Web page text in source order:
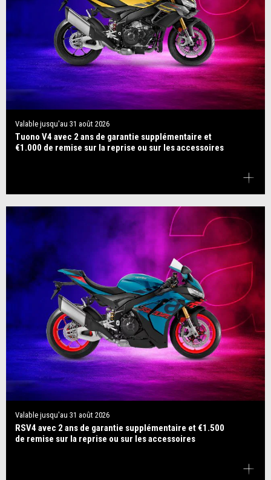
Valable jusqu'au 31 août 2026
Tuono V4 avec 2 ans de garantie supplémentaire et
€1.000 de remise sur la reprise ou sur les accessoires
Valable jusqu'au 31 août 2026
RSV4 avec 2 ans de garantie supplémentaire et €1.500
de remise sur la reprise ou sur les accessoires